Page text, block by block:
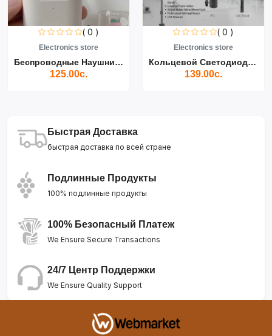
( 0 )
Electronics store
Беспроводные Наушники Air...
125.00с.
( 0 )
Electronics store
Кольцевой Светодиодный Св...
139.00с.
Быстрая Доставка
быстрая доставка по всей стране
Подлинные Продукты
100% подлинные продукты
100% Безопасный Платеж
We Ensure Secure Transactions
24/7 Центр Поддержки
We Ensure Quality Support